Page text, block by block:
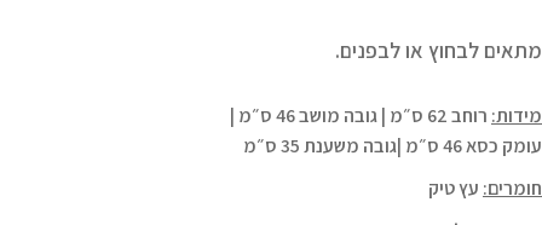
מתאים לבחוץ או לבפנים.
מידות:
רוחב 62 ס״מ | גובה מושב 46 ס״מ |
עומק כסא 46 ס״מ |גובה משענת 35 ס״מ
חומרים: עץ טיק